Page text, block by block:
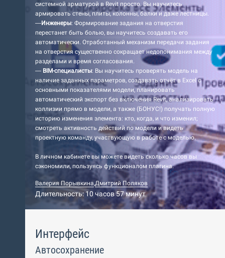
системной арматурой в Revit просто. Вы научитесь
армировать стены, плиты, колонны, балки и даже лестницы.
—Инженеры: Формирование задания на отверстия
перестанет быть болью, вы научитесь создавать его
автоматически. Отработанный механизм передачи задания
на отверстия существенно сокращает недопонимания между
разделами и время согласования.
— BIM-специалисты: Вы научитесь проверять модель на
наличие заданных параметров, создавать отчёт в Excel с
основными показателями модели, планировать
автоматический экспорт без включения Revit, анализировать
коллизии прямо в модели, а также (БОНУС!) получать полную
историю изменения элемента: кто, когда, и что изменил;
смотреть активность действий по модели и видеть
проектную команду, участвующую в работе с моделью.
В личном кабинете вы можете видеть сколько часов вы
сэкономили, пользуясь функционалом плагина.
Валерия Порывкина,Дмитрий Поляков
Длительность: 10 часов 57 минут
Интерфейс
Автосохранение